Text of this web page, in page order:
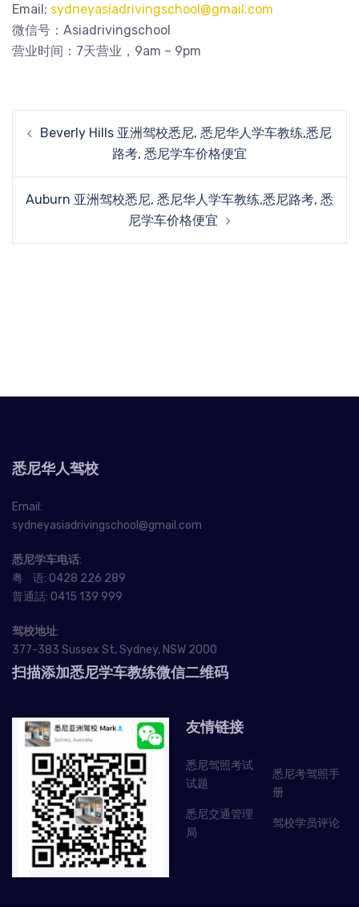
Email: sydneyasiadrivingschool@gmail.com
微信号：Asiadrivingschool
营业时间：7天营业，9am – 9pm
navigation
Beverly Hills 亚洲驾校悉尼, 悉尼华人学车教练,悉尼
路考, 悉尼学车价格便宜
Auburn 亚洲驾校悉尼, 悉尼华人学车教练,悉尼路考, 悉
尼学车价格便宜
悉尼华人驾校
Email:
sydneyasiadrivingschool@gmail.com
悉尼学车电话:
粤 语: 0428 226 289
普通話: 0415 139 999
驾校地址:
377-383 Sussex St, Sydney, NSW 2000
扫描添加悉尼学车教练微信二维码
友情链接
悉尼驾照考试
试题
悉尼交通管理
局
悉尼考驾照手
册
驾校学员评论